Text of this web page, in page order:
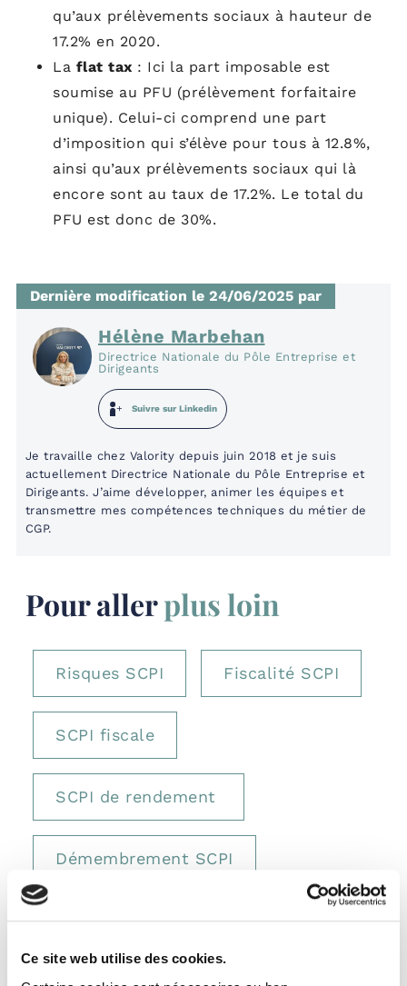
Ce site web utilise des cookies.
qu’aux prélèvements sociaux à hauteur de
17.2% en 2020.
La flat tax : Ici la part imposable est
soumise au PFU (prélèvement forfaitaire
unique). Celui-ci comprend une part
d’imposition qui s’élève pour tous à 12.8%,
ainsi qu’aux prélèvements sociaux qui là
encore sont au taux de 17.2%. Le total du
PFU est donc de 30%.
Dernière modification le 24/06/2025 par
Hélène Marbehan
Directrice Nationale du Pôle Entreprise et
Dirigeants
Suivre sur Linkedin
Je travaille chez Valority depuis juin 2018 et je suis
actuellement Directrice Nationale du Pôle Entreprise et
Dirigeants. J’aime développer, animer les équipes et
transmettre mes compétences techniques du métier de
CGP.
Pour allerplus loin
Risques SCPI Fiscalité SCPI
SCPI fiscale
SCPI de rendement
Démembrement SCPI
Valeur de reconstitution
SCPI nue propriété